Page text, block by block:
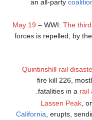
an all-party
May 19 – WWI: The
forces is repelled, by the
Quintinshill rail
fire kill 226,
fatalities in a rail
.
Lassen Peak ,
California , erupts,